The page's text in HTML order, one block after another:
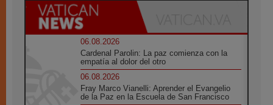
06.08.2026
Cardenal Parolin: La paz comienza con la
empatía al dolor del otro
06.08.2026
Fray Marco Vianelli: Aprender el Evangelio
de la Paz en la Escuela de San Francisco